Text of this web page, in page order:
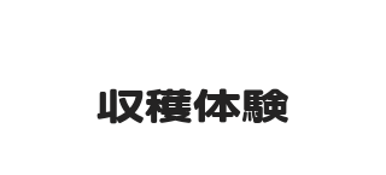
​収穫体験